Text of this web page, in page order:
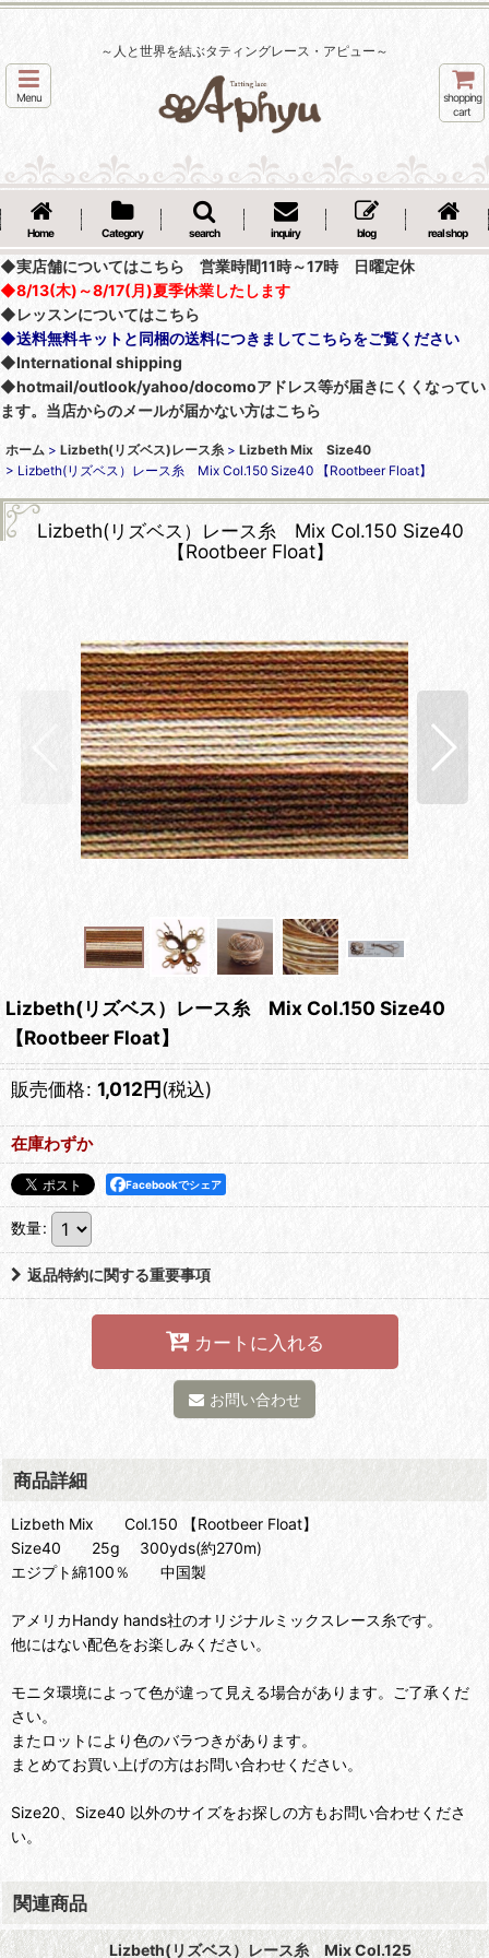
～人と世界を結ぶタティングレース・アピュー～
Menu
shopping
cart
Home Category search inquiry blog real shop
◆実店舗についてはこちら 営業時間11時～17時 日曜定休
◆8/13(木)～8/17(月)夏季休業したします
◆レッスンについてはこちら
◆送料無料キットと同梱の送料につきましてこちらをご覧ください
◆International shipping
◆hotmail/outlook/yahoo/docomoアドレス等が届きにくくなってい
ます。当店からのメールが届かない方はこちら
ホーム > Lizbeth(リズベス)レース糸 > Lizbeth Mix Size40
> Lizbeth(リズベス）レース糸 Mix Col.150 Size40 【Rootbeer Float】
Lizbeth(リズベス）レース糸 Mix Col.150 Size40
【Rootbeer Float】
Lizbeth(リズベス）レース糸 Mix Col.150 Size40
【Rootbeer Float】
販売価格: 1,012円(税込)
在庫わずか
Facebookでシェア
数量:
返品特約に関する重要事項
カートに入れる
お問い合わせ
商品詳細
Lizbeth Mix Col.150 【Rootbeer Float】
Size40 25g 300yds(約270m)
エジプト綿100％ 中国製
アメリカHandy hands社のオリジナルミックスレース糸です。
他にはない配色をお楽しみください。
モニタ環境によって色が違って見える場合があります。ご了承くだ
さい。
またロットにより色のバラつきがあります。
まとめてお買い上げの方はお問い合わせください。
Size20、Size40 以外のサイズをお探しの方もお問い合わせくださ
い。
関連商品
Lizbeth(リズベス）レース糸 Mix Col.125